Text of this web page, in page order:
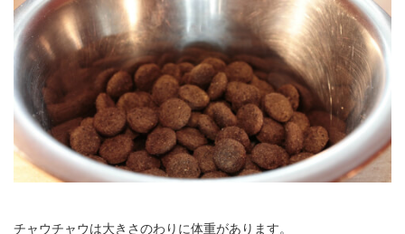
チャウチャウは大きさのわりに体重があります。